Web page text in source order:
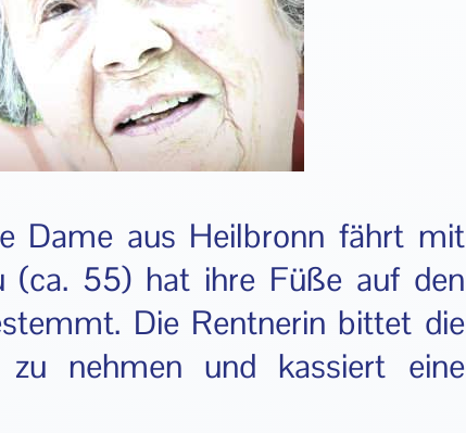
Dame aus Heilbronn fährt mit
(ca. 55) hat ihre Füße auf den
Die Rentnerin bittet die
nehmen und kassiert eine